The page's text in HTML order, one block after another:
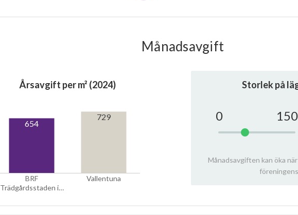
Månadsavgift
Årsavgift per m² (2024)
BRF
Trädgårdsstaden i…
Vallentuna
654
729
Storlek på
0 150
Månadsavgiften kan öka